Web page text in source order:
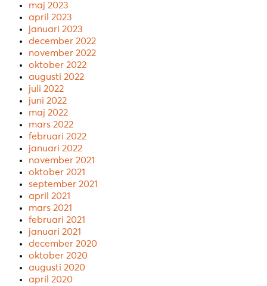
maj 2023
april 2023
januari 2023
december 2022
november 2022
oktober 2022
augusti 2022
juli 2022
juni 2022
maj 2022
mars 2022
februari 2022
januari 2022
november 2021
oktober 2021
september 2021
april 2021
mars 2021
februari 2021
januari 2021
december 2020
oktober 2020
augusti 2020
april 2020